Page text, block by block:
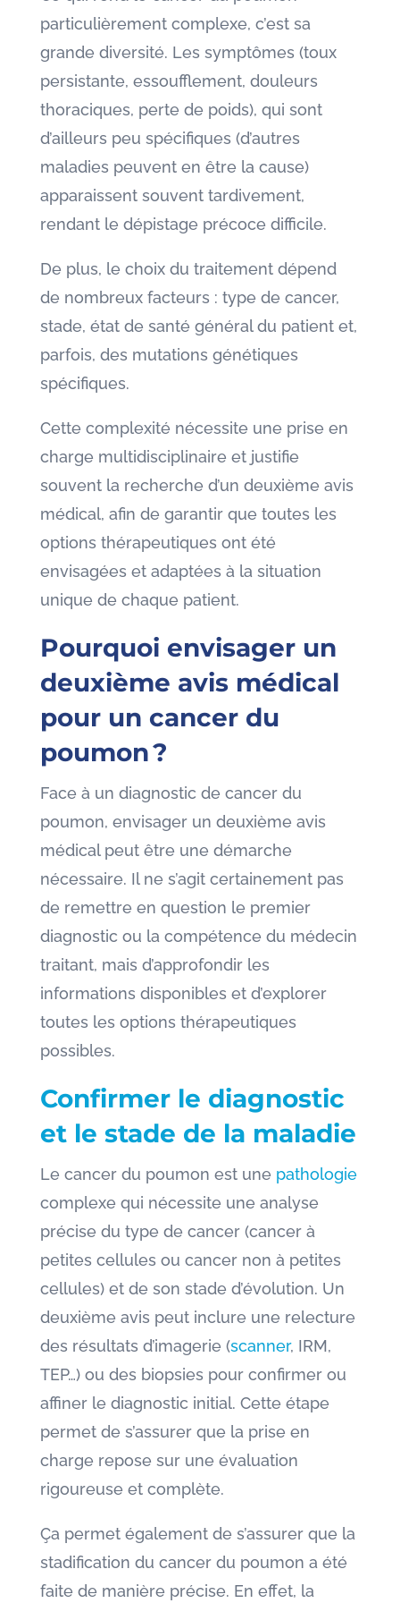
particulièrement complexe, c’est sa
grande diversité. Les symptômes (toux
persistante, essoufflement, douleurs
thoraciques, perte de poids), qui sont
d’ailleurs peu spécifiques (d’autres
maladies peuvent en être la cause)
apparaissent souvent tardivement,
rendant le dépistage précoce difficile.
De plus, le choix du traitement dépend
de nombreux facteurs : type de cancer,
stade, état de santé général du patient et,
parfois, des mutations génétiques
spécifiques.
Cette complexité nécessite une prise en
charge multidisciplinaire et justifie
souvent la recherche d’un deuxième avis
médical, afin de garantir que toutes les
options thérapeutiques ont été
envisagées et adaptées à la situation
unique de chaque patient.
Pourquoi envisager un
deuxième avis médical
pour un cancer du
poumon ?
Face à un diagnostic de cancer du
poumon, envisager un deuxième avis
médical peut être une démarche
nécessaire. Il ne s’agit certainement pas
de remettre en question le premier
diagnostic ou la compétence du médecin
traitant, mais d’approfondir les
informations disponibles et d’explorer
toutes les options thérapeutiques
possibles.
Confirmer le diagnostic
et le stade de la maladie
Le cancer du poumon est une pathologie
complexe qui nécessite une analyse
précise du type de cancer (cancer à
petites cellules ou cancer non à petites
cellules) et de son stade d’évolution. Un
deuxième avis peut inclure une relecture
des résultats d’imagerie (scanner, IRM,
TEP…) ou des biopsies pour confirmer ou
affiner le diagnostic initial. Cette étape
permet de s’assurer que la prise en
charge repose sur une évaluation
rigoureuse et complète.
Ça permet également de s’assurer que la
stadification du cancer du poumon a été
faite de manière précise. En effet, la